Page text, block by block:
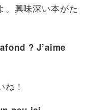
。興味深い本がた
? J’aime
！